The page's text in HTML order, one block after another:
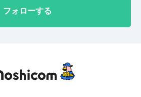
フォローする